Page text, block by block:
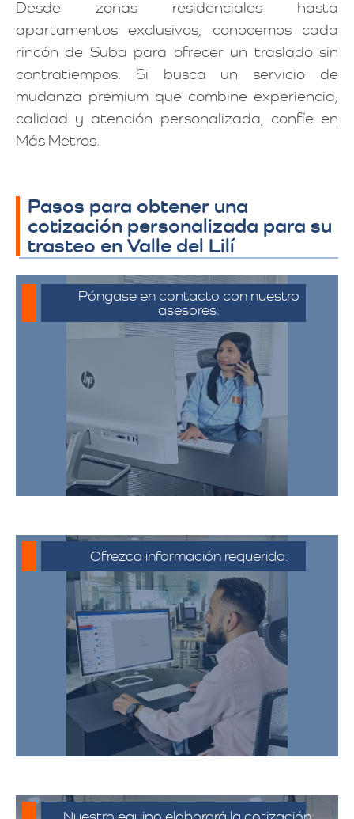
Desde zonas residenciales hasta
apartamentos exclusivos, conocemos cada
rincón de Suba para ofrecer un traslado sin
contratiempos. Si busca un servicio de
mudanza premium que combine experiencia,
calidad y atención personalizada, confíe en
Más Metros.
Pasos para obtener una
cotización personalizada para su
trasteo en Valle del Lilí
Póngase en contacto con nuestro
asesores:
Para iniciar el proceso de solicitud de
cotización, puede comunicarse a través
de whatsapp haciendo click en cotizar.​
Ofrezca información requerida:
Debe proporcionar información detallada
sobre la mudanza, incluyendo la dirección
de origen y destino, el tipo y cantidad de
pertenencias.​